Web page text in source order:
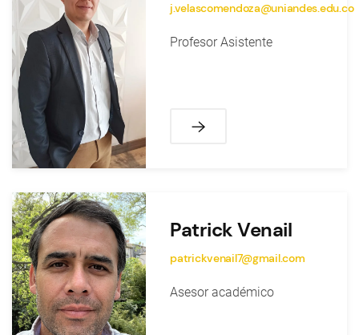
j.velascomendoza@uniandes.edu.co
Profesor Asistente
Patrick Venail
patrickvenail7@gmail.com
Asesor académico